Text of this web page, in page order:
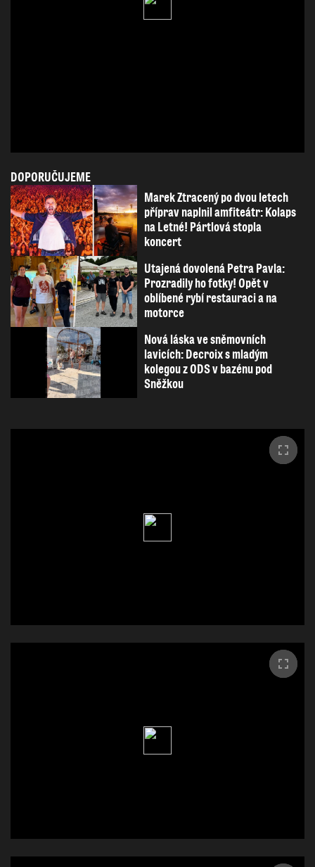
DOPORUČUJEME
Marek Ztracený po dvou letech
příprav naplnil amfiteátr: Kolaps
na Letné! Pártlová stopla
koncert
Utajená dovolená Petra Pavla:
Prozradily ho fotky! Opět v
oblíbené rybí restauraci a na
motorce
Nová láska ve sněmovních
lavicích: Decroix s mladým
kolegou z ODS v bazénu pod
Sněžkou